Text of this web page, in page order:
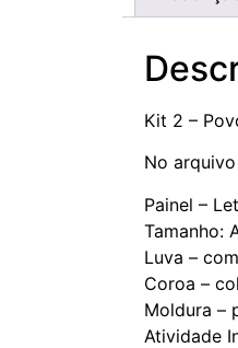
Kit 2 –
No
Painel –
Tamanho:
Luva –
Coroa –
Moldura –
Atividade